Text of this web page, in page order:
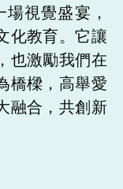
視覺盛宴，
化教育。它讓
也激勵我們在
橋樑，高舉愛
融合，共創新